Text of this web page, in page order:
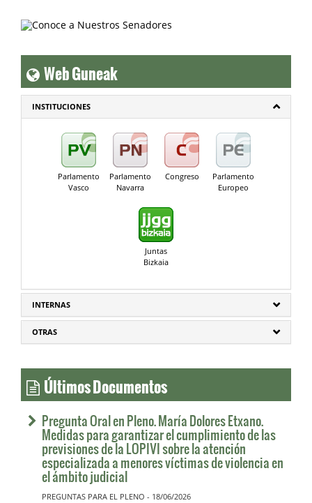
Web Guneak
INSTITUCIONES
Parlamento
Vasco
Parlamento
Navarra
Congreso
Parlamento
Europeo
Juntas
Bizkaia
INTERNAS
OTRAS
Últimos Documentos
Pregunta Oral en Pleno. María Dolores Etxano.
Medidas para garantizar el cumplimiento de las
previsiones de la LOPIVI sobre la atención
especializada a menores víctimas de violencia en
el ámbito judicial
PREGUNTAS PARA EL PLENO - 18/06/2026